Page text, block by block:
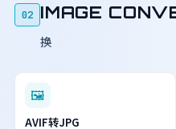
02 IMAGE
换
🖼
AVIF转JPG